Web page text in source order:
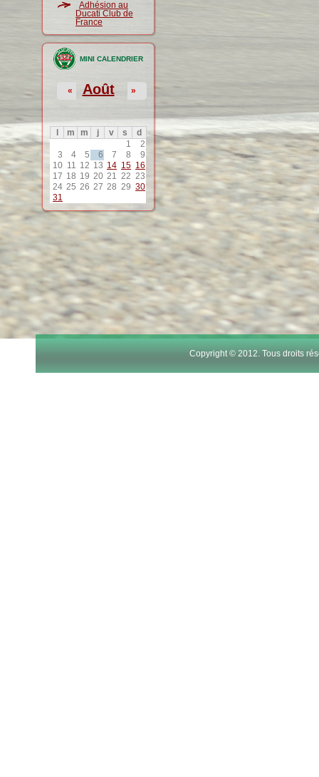
Adhésion au
Ducati Club de
France
MINI CALENDRIER
Août
« »
m m j v s
d
1
2
3
4 5 6 7 8
9
10 11 12 13 14 15 16
17 18 19 20 21 22 23
24 25 26 27 28 29 30
31
Copyright © 2012. Tous droits